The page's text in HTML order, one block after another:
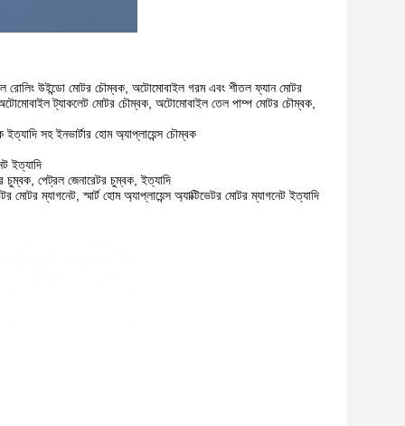
উইন্ডো মোটর চৌম্বক, অটোমোবাইল গরম এবং শীতল ফ্যান মোটর
ট্যাকলেট মোটর চৌম্বক, অটোমোবাইল তেল পাম্প মোটর চৌম্বক,
সহ ইনভার্টার হোম অ্যাপ্লায়েন্স চৌম্বক
ইত্যাদি
পেট্রল জেনারেটর চুম্বক, ইত্যাদি
মোটর ম্যাগনেট, স্মার্ট হোম অ্যাপ্লায়েন্স অ্যাক্টিভেটর মোটর ম্যাগনেট ইত্যাদি